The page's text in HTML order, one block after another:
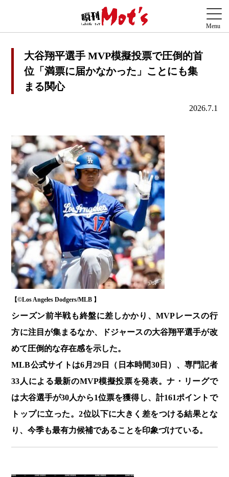
大谷翔平選手 MVP模擬投票で圧倒的首
位「満票に届かなかった」ことにも集
まる関心
2026.7.1
【©️Los Angeles Dodgers/MLB 】
シーズン前半戦も終盤に差しかかり、MVPレースの行
方に注目が集まるなか、ドジャースの大谷翔平選手が改
めて圧倒的な存在感を示した。
MLB公式サイトは6月29日（日本時間30日）、専門記者
33人による最新のMVP模擬投票を発表。ナ・リーグで
は大谷選手が30人から1位票を獲得し、計161ポイントで
トップに立った。2位以下に大きく差をつける結果とな
り、今季も最有力候補であることを印象づけている。